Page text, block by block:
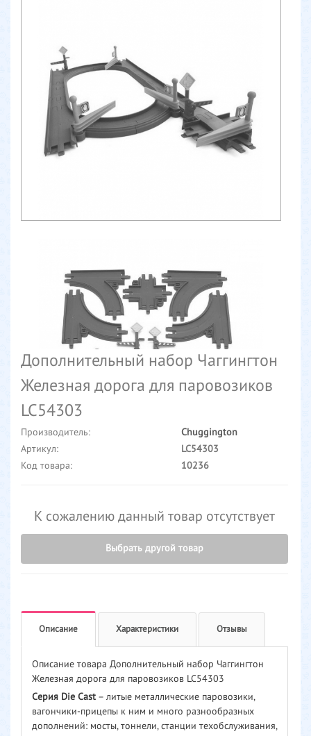
Дополнительный набор Чаггингтон
Железная дорога для паровозиков
LC54303
Производитель:
Chuggington
Артикул:
LC54303
Код товара:
10236
К сожалению данный товар отсутствует
Выбрать другой товар
Описание Характеристики Отзывы
Описание товара Дополнительный набор Чаггингтон
Железная дорога для паровозиков LC54303
Серия Die Cast – литые металлические паровозики,
вагончики-прицепы к ним и много разнообразных
дополнений: мосты, тоннели, станции техобслуживания,